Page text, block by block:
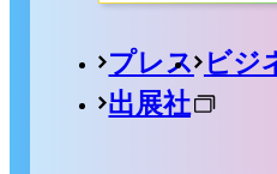
プレス ビジ
出展社